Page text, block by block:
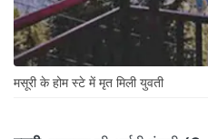
मसूरी के होम स्टे में मृत मिली युवती